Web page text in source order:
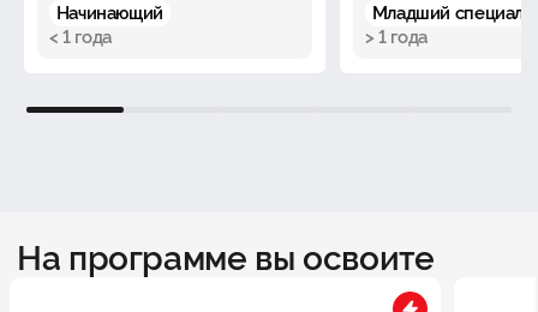
Начинающий
< 1 года
Младший
> 1 года
1
На программе вы освоите